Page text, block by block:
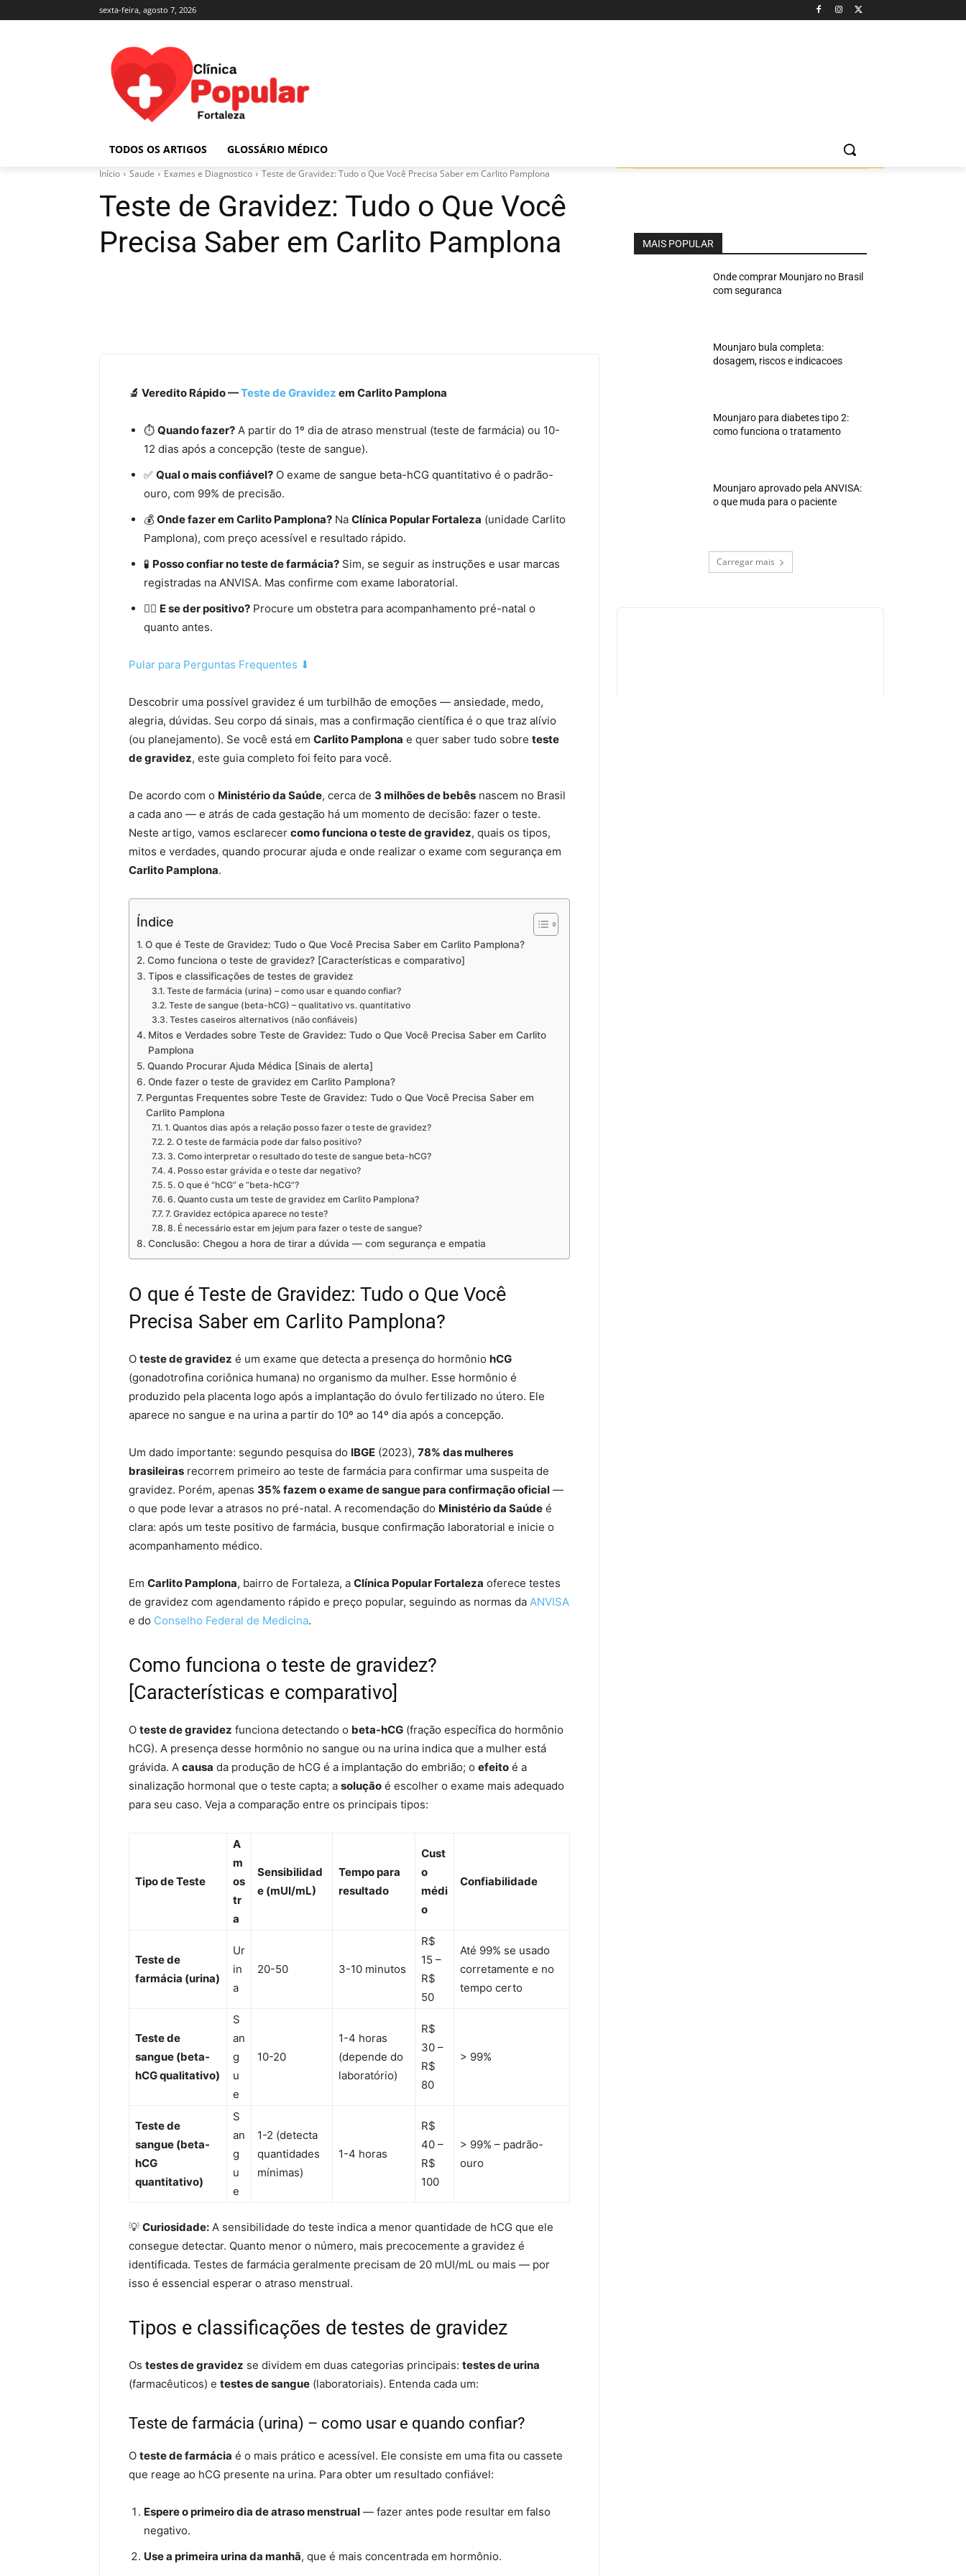
sexta-feira, agosto 7, 2026
TODOS OS ARTIGOS GLOSSÁRIO MÉDICO
Início Saude Exames e Diagnostico Teste de Gravidez: Tudo o Que Você Precisa Saber em Carlito Pamplona
Teste de Gravidez: Tudo o Que Você
Precisa Saber em Carlito Pamplona
🔬 Veredito Rápido —Teste de Gravidez em Carlito Pamplona
⏱️ Quando fazer? A partir do 1º dia de atraso menstrual (teste de farmácia) ou 10-
12 dias após a concepção (teste de sangue).
✅ Qual o mais confiável? O exame de sangue beta-hCG quantitativo é o padrão-
ouro, com 99% de precisão.
💰 Onde fazer em Carlito Pamplona? Na Clínica Popular Fortaleza (unidade Carlito
Pamplona), com preço acessível e resultado rápido.
🧪 Posso confiar no teste de farmácia? Sim, se seguir as instruções e usar marcas
registradas na ANVISA. Mas confirme com exame laboratorial.
👩‍⚕️ E se der positivo? Procure um obstetra para acompanhamento pré-natal o
quanto antes.
Pular para Perguntas Frequentes ⬇
Descobrir uma possível gravidez é um turbilhão de emoções — ansiedade, medo,
alegria, dúvidas. Seu corpo dá sinais, mas a confirmação científica é o que traz alívio
(ou planejamento). Se você está em Carlito Pamplona e quer saber tudo sobre teste
de gravidez, este guia completo foi feito para você.
De acordo com o Ministério da Saúde, cerca de 3 milhões de bebês nascem no Brasil
a cada ano — e atrás de cada gestação há um momento de decisão: fazer o teste.
Neste artigo, vamos esclarecer como funciona o teste de gravidez, quais os tipos,
mitos e verdades, quando procurar ajuda e onde realizar o exame com segurança em
Carlito Pamplona.
Índice
O que é Teste de Gravidez: Tudo o Que Você Precisa Saber em Carlito Pamplona?
Como funciona o teste de gravidez? [Características e comparativo]
Tipos e classificações de testes de gravidez
Teste de farmácia (urina) – como usar e quando confiar?
Teste de sangue (beta-hCG) – qualitativo vs. quantitativo
Testes caseiros alternativos (não confiáveis)
Mitos e Verdades sobre Teste de Gravidez: Tudo o Que Você Precisa Saber em Carlito
Pamplona
Quando Procurar Ajuda Médica [Sinais de alerta]
Onde fazer o teste de gravidez em Carlito Pamplona?
Perguntas Frequentes sobre Teste de Gravidez: Tudo o Que Você Precisa Saber em
Carlito Pamplona
1. Quantos dias após a relação posso fazer o teste de gravidez?
2. O teste de farmácia pode dar falso positivo?
3. Como interpretar o resultado do teste de sangue beta-hCG?
4. Posso estar grávida e o teste dar negativo?
5. O que é “hCG” e “beta-hCG”?
6. Quanto custa um teste de gravidez em Carlito Pamplona?
7. Gravidez ectópica aparece no teste?
8. É necessário estar em jejum para fazer o teste de sangue?
Conclusão: Chegou a hora de tirar a dúvida — com segurança e empatia
O que é Teste de Gravidez: Tudo o Que Você
Precisa Saber em Carlito Pamplona?
O teste de gravidez é um exame que detecta a presença do hormônio hCG
(gonadotrofina coriônica humana) no organismo da mulher. Esse hormônio é
produzido pela placenta logo após a implantação do óvulo fertilizado no útero. Ele
aparece no sangue e na urina a partir do 10º ao 14º dia após a concepção.
Um dado importante: segundo pesquisa do IBGE (2023), 78% das mulheres
brasileiras recorrem primeiro ao teste de farmácia para confirmar uma suspeita de
gravidez. Porém, apenas 35% fazem o exame de sangue para confirmação oficial —
o que pode levar a atrasos no pré-natal. A recomendação do Ministério da Saúde é
clara: após um teste positivo de farmácia, busque confirmação laboratorial e inicie o
acompanhamento médico.
Em Carlito Pamplona, bairro de Fortaleza, a Clínica Popular Fortaleza oferece testes
de gravidez com agendamento rápido e preço popular, seguindo as normas da ANVISA
e do Conselho Federal de Medicina.
Como funciona o teste de gravidez?
[Características e comparativo]
O teste de gravidez funciona detectando o beta-hCG (fração específica do hormônio
hCG). A presença desse hormônio no sangue ou na urina indica que a mulher está
grávida. A causa da produção de hCG é a implantação do embrião; o efeito é a
sinalização hormonal que o teste capta; a solução é escolher o exame mais adequado
para seu caso. Veja a comparação entre os principais tipos:
Tipo de Teste
A
m
os
tr
a
Sensibilidad
e (mUI/mL)
Tempo para
resultado
Cust
o
médi
o
Confiabilidade
Teste de
farmácia (urina)
Ur
in
a
20-50 3-10 minutos
R$
15 –
R$
50
Até 99% se usado
corretamente e no
tempo certo
Teste de
sangue (beta-
hCG qualitativo)
S
an
g
u
e
10-20
1-4 horas
(depende do
laboratório)
R$
30 –
R$
80
> 99%
Teste de
sangue (beta-
hCG
quantitativo)
S
an
g
u
e
1-2 (detecta
quantidades
mínimas)
1-4 horas
R$
40 –
R$
100
> 99% – padrão-
ouro
💡 Curiosidade: A sensibilidade do teste indica a menor quantidade de hCG que ele
consegue detectar. Quanto menor o número, mais precocemente a gravidez é
identificada. Testes de farmácia geralmente precisam de 20 mUI/mL ou mais — por
isso é essencial esperar o atraso menstrual.
Tipos e classificações de testes de gravidez
Os testes de gravidez se dividem em duas categorias principais: testes de urina
(farmacêuticos) e testes de sangue (laboratoriais). Entenda cada um:
Teste de farmácia (urina) – como usar e quando confiar?
O teste de farmácia é o mais prático e acessível. Ele consiste em uma fita ou cassete
que reage ao hCG presente na urina. Para obter um resultado confiável:
Espere o primeiro dia de atraso menstrual — fazer antes pode resultar em falso
negativo.
Use a primeira urina da manhã, que é mais concentrada em hormônio.
MAIS POPULAR
Onde comprar Mounjaro no Brasil
com seguranca
Mounjaro bula completa:
dosagem, riscos e indicacoes
Mounjaro para diabetes tipo 2:
como funciona o tratamento
Mounjaro aprovado pela ANVISA:
o que muda para o paciente
Carregar mais